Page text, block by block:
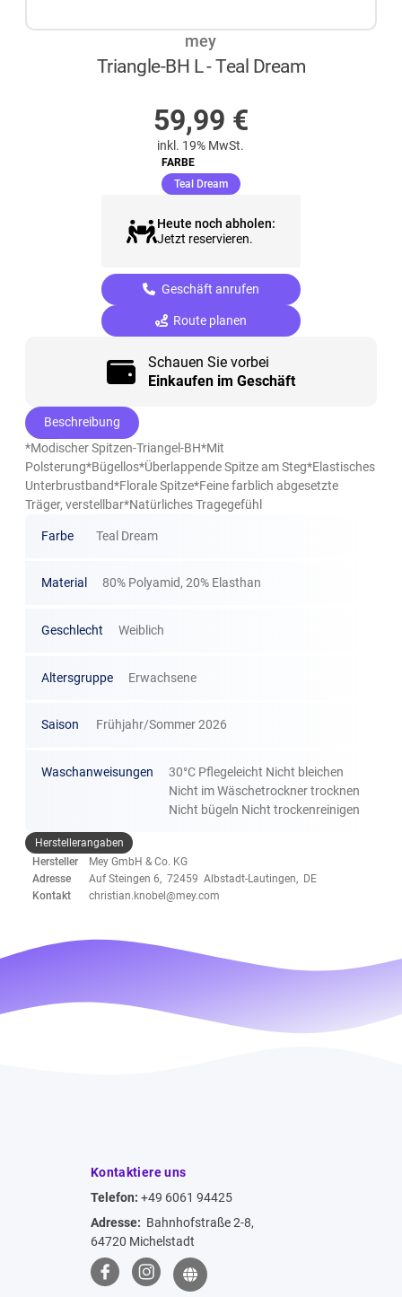
mey
Triangle-BH L - Teal Dream
59,99 €
inkl. 19% MwSt.
FARBE
Teal Dream(ausgewählt)
Heute noch abholen:
Jetzt reservieren.
Geschäft anrufen
Route planen
Schauen Sie vorbei
Einkaufen im Geschäft
Beschreibung
*Modischer Spitzen-Triangel-BH*Mit
Polsterung*Bügellos*Überlappende Spitze am Steg*Elastisches
Unterbrustband*Florale Spitze*Feine farblich abgesetzte
Träger, verstellbar*Natürliches Tragegefühl
Farbe Teal Dream
Material 80% Polyamid, 20% Elasthan
Geschlecht Weiblich
Altersgruppe Erwachsene
Saison Frühjahr/Sommer 2026
Waschanweisungen
30°C Pflegeleicht Nicht bleichen
Nicht im Wäschetrockner trocknen
Nicht bügeln Nicht trockenreinigen
Herstellerangaben
Hersteller
Mey GmbH & Co. KG
Adresse
Auf Steingen 6, 72459 Albstadt-Lautingen, DE
Kontakt
christian.knobel@mey.com
Kontaktiere uns
Telefon: +49 6061 94425
Adresse: Bahnhofstraße 2-8,
64720 Michelstadt